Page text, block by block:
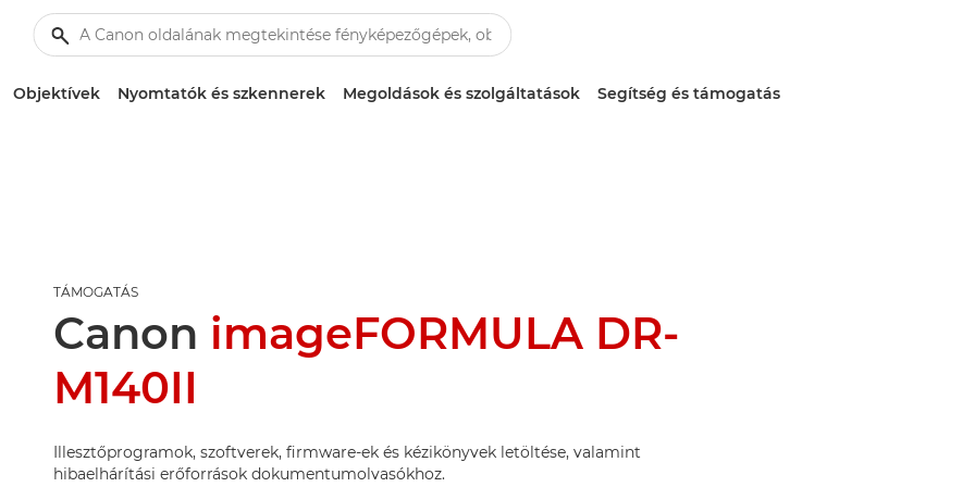
Objektívek Nyomtatók és szkennerek Megoldások és szolgáltatások Segítség és támogatás
TÁMOGATÁS
Canon imageFORMULA DR-
M140II
Illesztőprogramok, szoftverek, firmware-ek és kézikönyvek letöltése, valamint
hibaelhárítási erőforrások dokumentumolvasókhoz.